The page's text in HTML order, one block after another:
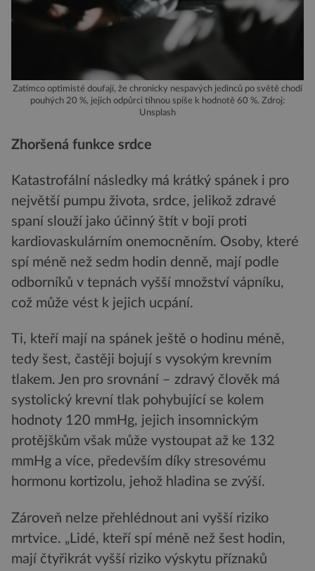
Zatímco optimisté doufají, že chronicky nespavých jedinců po světě chodí
pouhých 20 %, jejich odpůrci tíhnou spíše k hodnotě 60 %. Zdroj:
Unsplash
Zhoršená funkce srdce
Katastrofální následky má krátký spánek i pro
největší pumpu života, srdce, jelikož zdravé
spaní slouží jako účinný štít v boji proti
kardiovaskulárním onemocněním. Osoby, které
spí méně než sedm hodin denně, mají podle
odborníků v tepnách vyšší množství vápníku,
což může vést k jejich ucpání.
Ti, kteří mají na spánek ještě o hodinu méně,
tedy šest, častěji bojují s vysokým krevním
tlakem. Jen pro srovnání – zdravý člověk má
systolický krevní tlak pohybující se kolem
hodnoty 120 mmHg, jejich insomnickým
protějškům však může vystoupat až ke 132
mmHg a více, především díky stresovému
hormonu kortizolu, jehož hladina se zvýší.
Zároveň nelze přehlédnout ani vyšší riziko
mrtvice. „Lidé, kteří spí méně než šest hodin,
mají čtyřikrát vyšší riziko výskytu příznaků